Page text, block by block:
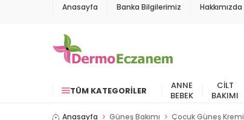
Anasayfa Banka Bilgilerimiz Hakkımızda
TÜM KATEGORILER
ANNE
BEBEK
CILT
BAKIMI
Anasayfa Güneş Bakımı Çocuk Güneş Kremi